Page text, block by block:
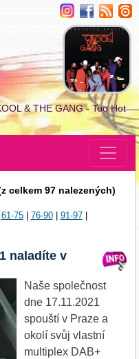
& THE GANG - Too Hot
celkem 97 nalezených)
61-75| 76-90| 91-97|
naladíte v
Naše společnost
dne 17.11.2021
spouští v Praze a
okolí svůj vlastní
multiplex DAB+